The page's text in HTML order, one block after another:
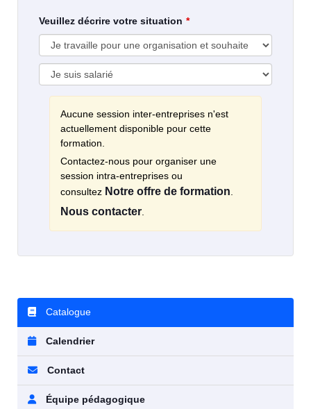
Veuillez décrire votre situation
Aucune session inter-entreprises n'est
actuellement disponible pour cette
formation.
Contactez-nous pour organiser une
session intra-entreprises ou
consultez Notre offre de formation
Nous contacter
Catalogue
Calendrier
Contact
Équipe pédagogique